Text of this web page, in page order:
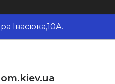
Івасюка,10А.